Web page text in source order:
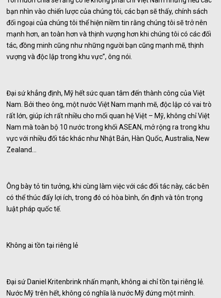
bạn nhìn vào chiến lược của chúng tôi, các bạn sẽ thấy, chính sách
đối ngoại của chúng tôi thể hiện niềm tin rằng chúng tôi sẽ trở nên
mạnh hơn, an toàn hơn và thịnh vượng hơn khi chúng tôi có các đối
tác, đồng minh cũng như những người bạn cũng mạnh mẽ, thịnh
vượng và độc lập trong khu vực”, ông nói.
Đại sứ khẳng định, Mỹ hết sức quan tâm đến thành công của Việt
Nam. Bởi theo ông, một nước Việt Nam mạnh mẽ, độc lập có vai trò
rất lớn, giúp ích rất nhiều cho mối quan hệ Việt – Mỹ, không chỉ Việt
Nam mà toàn bộ 10 nước trong khối ASEAN, mở rộng ra trong khu
vực với nhiều đối tác khác như Nhật Bản, Hàn Quốc, Australia, New
Zealand…
Ông bày tỏ tin tưởng, khi cùng làm việc với các đối tác này, các bên
có thể thúc đẩy lợi ích, trong đó có hòa bình, ổn định và tôn trọng
luật pháp quốc tế.
Không ai tồn tại riêng lẻ
Đại sứ Daniel Kritenbrink nhấn mạnh, không ai chỉ tồn tại riêng lẻ.
Nước Mỹ trên hết, không có nghĩa là nước Mỹ đứng một mình.